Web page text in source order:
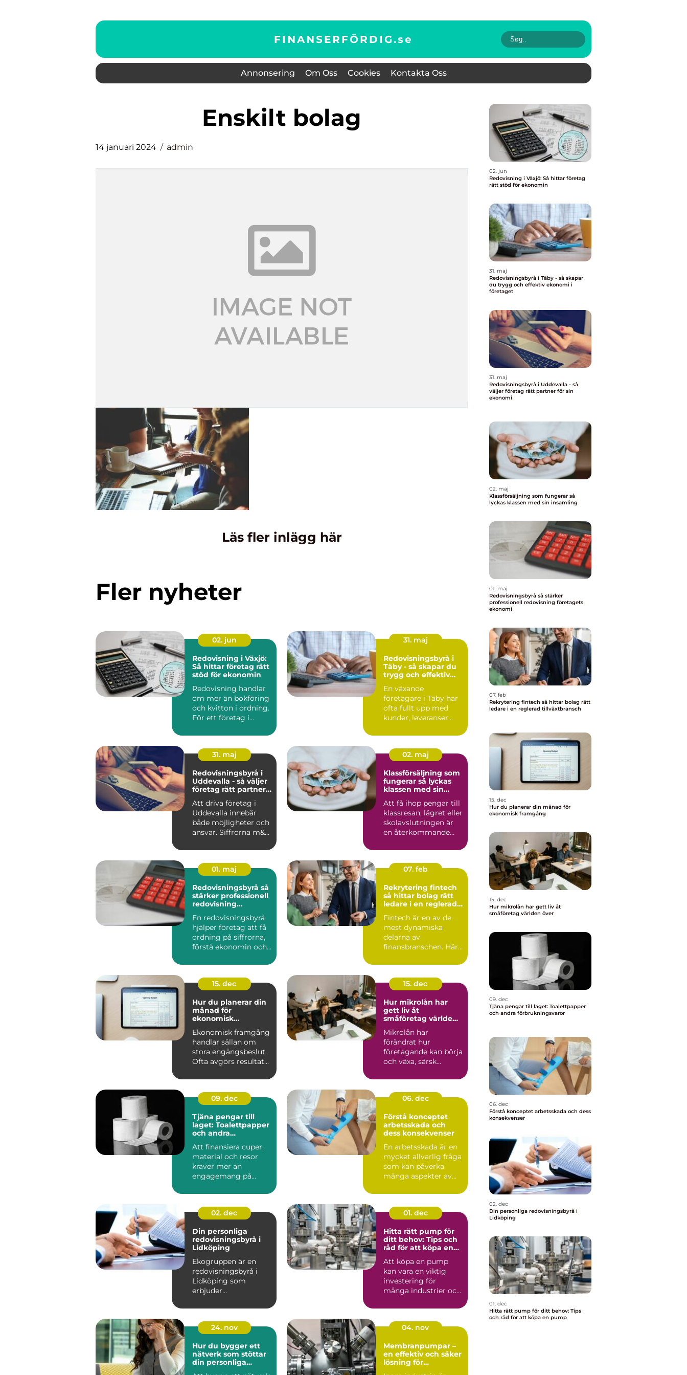
FINANSERFÖRDIG.se
Annonsering Om Oss Cookies Kontakta Oss
enskilt bolag
14 januari 2024 admin
Läs fler inlägg här
Fler nyheter
02. jun
Redovisning i Växjö:
Så hittar företag rätt
stöd för ekonomin
Redovisning handlar
om mer än bokföring
och kvitton i ordning.
För ett företag i...
31. maj
Redovisningsbyrå i
Täby - så skapar du
trygg och effektiv
En växande
företagare i Täby har
ofta fullt upp med
kunder, leveranser
31. maj
Redovisningsbyrå i
Uddevalla - så väljer
företag rätt partner
Att driva företag i
Uddevalla innebär
både möjligheter och
ansvar. Siffrorna m&...
02. maj
Klassförsäljning som
fungerar så lyckas
klassen med sin
Att få ihop pengar till
klassresan, lägret eller
skolavslutningen är
en återkommande
01. maj
Redovisningsbyrå så
stärker professionell
redovisning
En redovisningsbyrå
hjälper företag att få
ordning på siffrorna,
förstå ekonomin och
07. feb
Rekrytering fintech
så hittar bolag rätt
ledare i en reglerad
Fintech är en av de
mest dynamiska
delarna av
finansbranschen. Här
krypto, kredit,...
15. dec
Hur du planerar din
månad för
ekonomisk
Ekonomisk framgång
handlar sällan om
stora engångsbeslut.
Ofta avgörs resultat...
15. dec
Hur mikrolån har
gett liv åt
småföretag världen
Mikrolån har
förändrat hur
företagande kan börja
och växa, särsk...
09. dec
Tjäna pengar till
laget: Toalettpapper
och andra
Att finansiera cuper,
material och resor
kräver mer än
engagemang på
06. dec
Förstå konceptet
arbetsskada och
dess konsekvenser
En arbetsskada är en
mycket allvarlig fråga
som kan påverka
många aspekter av...
02. dec
Din personliga
redovisningsbyrå i
Lidköping
Ekogruppen är en
redovisningsbyrå i
Lidköping som
erbjuder
01. dec
Hitta rätt pump för
ditt behov: Tips och
råd för att köpa en
Att köpa en pump
kan vara en viktig
investering för
många industrier och
24. nov
Hur du bygger ett
nätverk som stöttar
din personliga
04. nov
Membranpumpar –
en effektiv och säker
lösning för
02. jun
Redovisning i Växjö: Så hittar företag
rätt stöd för ekonomin
31. maj
Redovisningsbyrå i Täby - så skapar
du trygg och effektiv ekonomi i
företaget
31. maj
Redovisningsbyrå i Uddevalla - så
väljer företag rätt partner för sin
ekonomi
02. maj
Klassförsäljning som fungerar så
lyckas klassen med sin insamling
01. maj
Redovisningsbyrå så stärker
professionell redovisning företagets
ekonomi
07. feb
Rekrytering fintech så hittar bolag rätt
ledare i en reglerad tillväxtbransch
15. dec
Hur du planerar din månad för
ekonomisk framgång
15. dec
Hur mikrolån har gett liv åt
småföretag världen över
09. dec
Tjäna pengar till laget: Toalettpapper
och andra förbrukningsvaror
06. dec
Förstå konceptet arbetsskada och dess
konsekvenser
02. dec
Din personliga redovisningsbyrå i
Lidköping
01. dec
Hitta rätt pump för ditt behov: Tips
och råd för att köpa en pump